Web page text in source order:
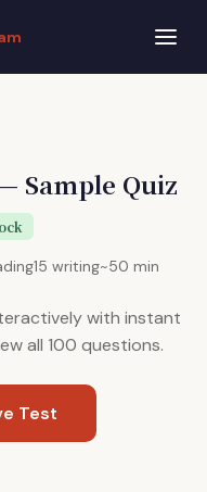
Sample Quiz
15 writing~50 min
with instant
all 100 questions.
Test